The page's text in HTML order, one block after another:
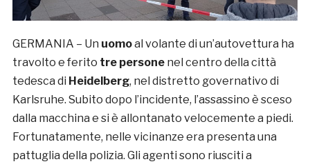
GERMANIA – Un uomoal volante di un’autovettura ha
travolto e ferito tre personenel centro della città
tedesca di Heidelberg, nel distretto governativo di
Karlsruhe. Subito dopo l’incidente, l’assassino è sceso
dalla macchina e si è allontanato velocemente a piedi.
Fortunatamente, nelle vicinanze era presenta una
pattuglia della polizia. Gli agenti sono riusciti a